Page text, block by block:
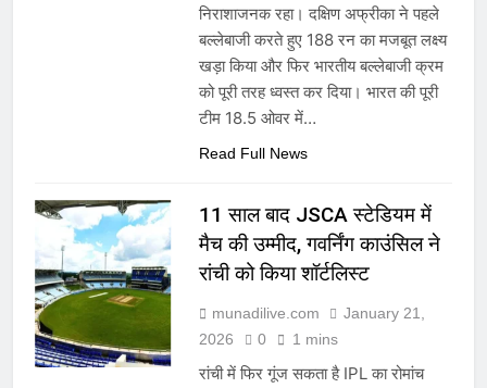
निराशाजनक रहा। दक्षिण अफ्रीका ने पहले
बल्लेबाजी करते हुए 188 रन का मजबूत लक्ष्य
खड़ा किया और फिर भारतीय बल्लेबाजी क्रम
को पूरी तरह ध्वस्त कर दिया। भारत की पूरी
टीम 18.5 ओवर में…
Read Full News
11 साल बाद JSCA स्टेडियम में
मैच की उम्मीद, गवर्निंग काउंसिल ने
रांची को किया शॉर्टलिस्ट
munadilive.com
January 21,
2026
0 1 mins
रांची में फिर गूंज सकता है IPL का रोमांच